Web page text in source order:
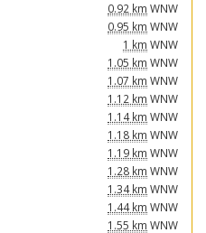
0.92 km WNW
0.95 km WNW
1 km WNW
1.05 km WNW
1.07 km WNW
1.12 km WNW
1.14 km WNW
1.18 km WNW
1.19 km WNW
1.28 km WNW
1.34 km WNW
1.44 km WNW
1.55 km WNW